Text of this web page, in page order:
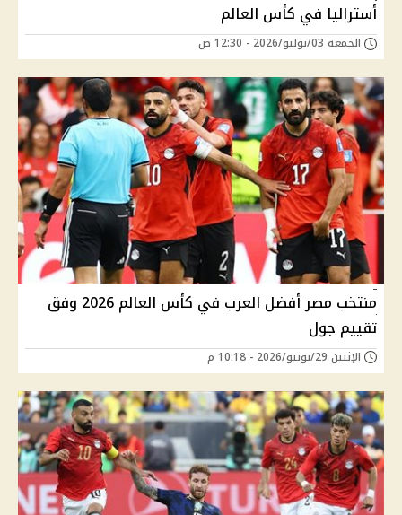
أستراليا في كأس العالم
الجمعة 03/يوليو/2026 - 12:30 ص
منتخب مصر أفضل العرب في كأس العالم 2026 وفق
تقييم جول
الإثنين 29/يونيو/2026 - 10:18 م